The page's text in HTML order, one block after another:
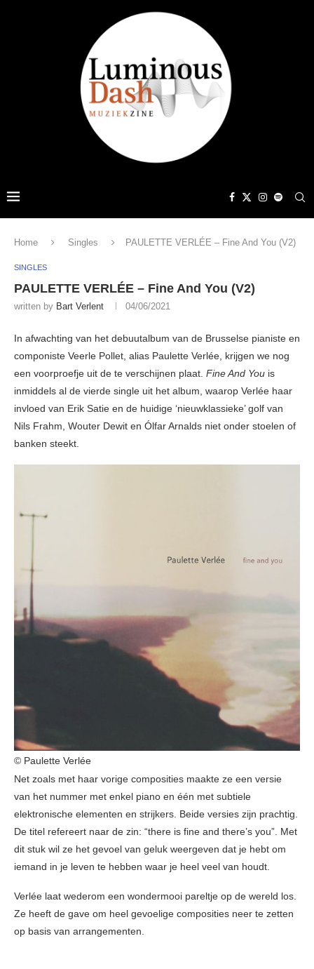
Home Singles PAULETTE VERLÉE – Fine And You (V2)
SINGLES
PAULETTE VERLÉE – Fine And You (V2)
written by Bart Verlent 04/06/2021
In afwachting van het debuutalbum van de Brusselse pianiste en
componiste Veerle Pollet, alias Paulette Verlée, krijgen we nog
een voorproefje uit de te verschijnen plaat. Fine And You is
inmiddels al de vierde single uit het album, waarop Verlée haar
invloed van Erik Satie en de huidige ‘nieuwklassieke’ golf van
Nils Frahm, Wouter Dewit en Ólfar Arnalds niet onder stoelen of
banken steekt.
© Paulette Verlée
Net zoals met haar vorige composities maakte ze een versie
van het nummer met enkel piano en één met subtiele
elektronische elementen en strijkers. Beide versies zijn prachtig.
De titel refereert naar de zin: “there is fine and there’s you”. Met
dit stuk wil ze het gevoel van geluk weergeven dat je hebt om
iemand in je leven te hebben waar je heel veel van houdt.
Verlée laat wederom een wondermooi pareltje op de wereld los.
Ze heeft de gave om heel gevoelige composities neer te zetten
op basis van arrangementen.